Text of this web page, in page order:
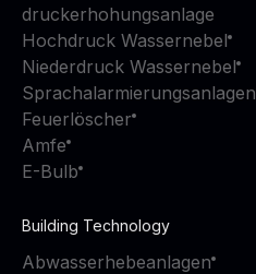
druckerhohungsanlage
Hochdruck Wassernebel
Niederdruck Wassernebel
Sprachalarmierungsanlagen
Feuerlöscher
Amfe
E-Bulb
Building Technology
Abwasserhebeanlagen